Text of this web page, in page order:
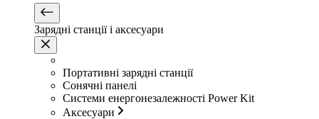
Зарядні станції і аксесуари
Портативні зарядні станції
Сонячні панелі
Системи енергонезалежності Power Kit
Аксесуари